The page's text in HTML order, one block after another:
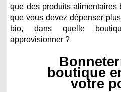
que des produits
que vous devez dépenser
bio, dans quelle
approvisionner ?
boutique
votre